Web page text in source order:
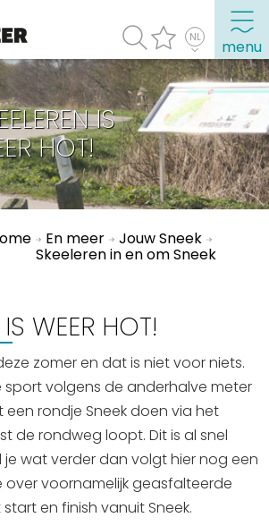
menu
IS
HOT!
En meer Jouw Sneek
Skeeleren in en om Sneek
IS WEER HOT!
zomer en dat is niet voor niets.
sport volgens de anderhalve meter
een rondje Sneek doen via het
de rondweg loopt. Dit is al snel
je wat verder dan volgt hier nog een
over voornamelijk geasfalteerde
en finish vanuit Sneek.